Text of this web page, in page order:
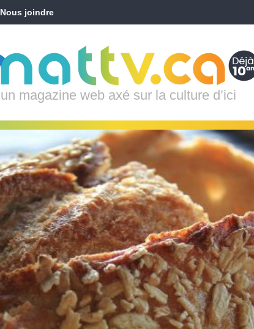
Nous joindre
un magazine web axé sur la culture d’ici